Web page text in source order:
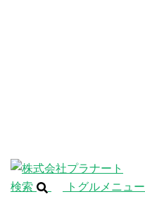
検索
トグルメニュー